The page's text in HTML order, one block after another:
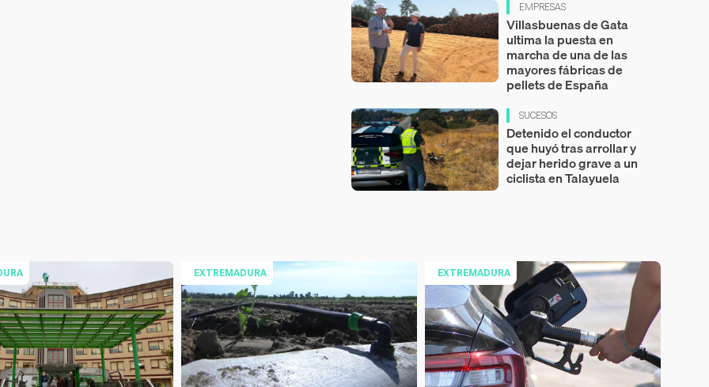
EMPRESAS
Villasbuenas de Gata
ultima la puesta en
marcha de una de las
mayores fábricas de
pellets de España
SUCESOS
Detenido el conductor
que huyó tras arrollar y
dejar herido grave a un
ciclista en Talayuela
EXTREMADURA EXTREMADURA